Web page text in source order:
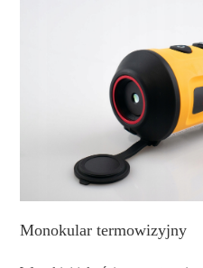
Monokular termowizyjny